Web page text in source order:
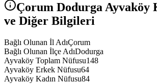
Çorum Dodurga Ayvaköy
ve Diğer Bilgileri
Bağlı Olunan İl AdıÇorum
Bağlı Olunan İlçe AdıDodurga
Ayvaköy Toplam Nüfusu148
Ayvaköy Erkek Nüfusu64
Ayvaköy Kadın Nüfusu84